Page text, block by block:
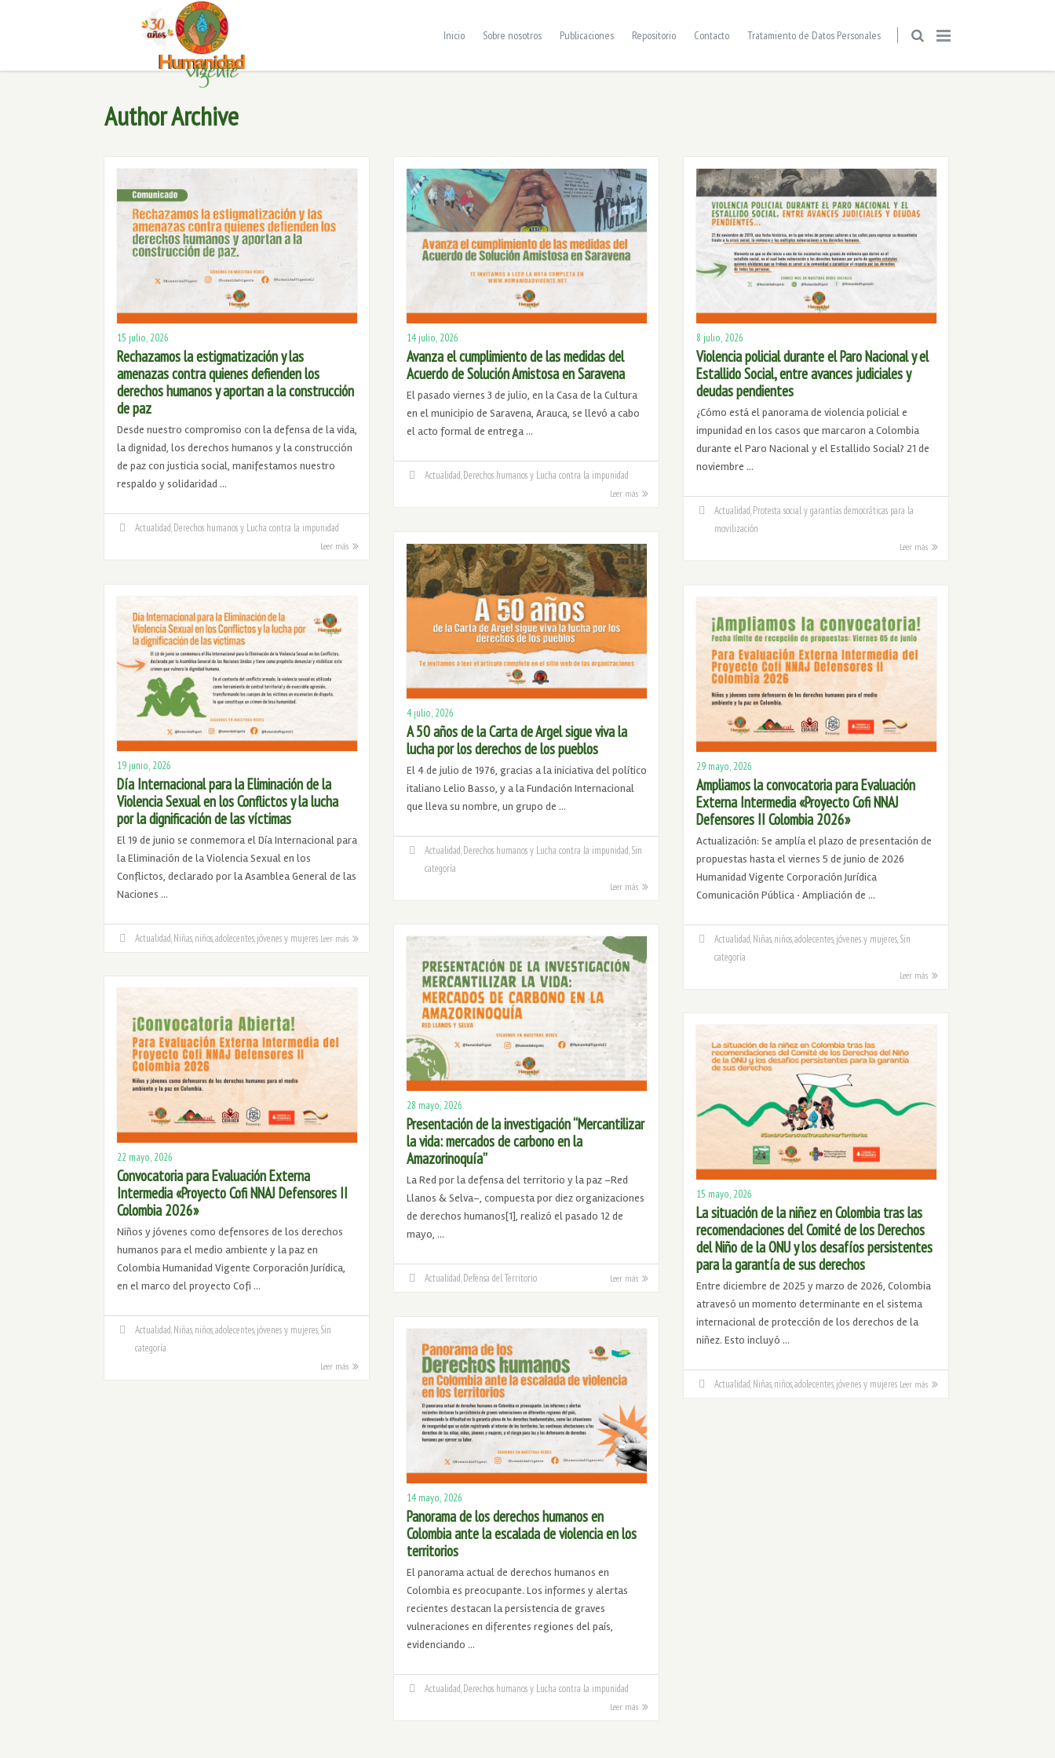
Inicio Sobre nosotros Publicaciones Repositorio Contacto Tratamiento de Datos Personales
Author Archive
15 julio, 2026
Rechazamos la estigmatización y las
amenazas contra quienes defienden los
derechos humanos y aportan a la construcción
de paz
Desde nuestro compromiso con la defensa de la vida,
la dignidad, los derechos humanos y la construcción
de paz con justicia social, manifestamos nuestro
respaldo y solidaridad …
Actualidad Derechos humanos y Lucha contra la impunidad
Leer más
14 julio, 2026
Avanza el cumplimiento de las medidas del
Acuerdo de Solución Amistosa en Saravena
El pasado viernes 3 de julio, en la Casa de la Cultura
en el municipio de Saravena, Arauca, se llevó a cabo
el acto formal de entrega …
Actualidad Derechos humanos y Lucha contra la impunidad
Leer más
8 julio, 2026
Violencia policial durante el Paro Nacional y el
Estallido Social, entre avances judiciales y
deudas pendientes
¿Cómo está el panorama de violencia policial e
impunidad en los casos que marcaron a Colombia
durante el Paro Nacional y el Estallido Social? 21 de
noviembre …
Actualidad Protesta social y garantías democráticas para la
movilización
Leer más
4 julio, 2026
A 50 años de la Carta de Argel sigue viva la
lucha por los derechos de los pueblos
El 4 de julio de 1976, gracias a la iniciativa del político
italiano Lelio Basso, y a la Fundación Internacional
que lleva su nombre, un grupo de …
Actualidad Derechos humanos y Lucha contra la impunidad Sin
categoría
Leer más
19 junio, 2026
Día Internacional para la Eliminación de la
Violencia Sexual en los Conflictos y la lucha
por la dignificación de las víctimas
El 19 de junio se conmemora el Día Internacional para
la Eliminación de la Violencia Sexual en los
Conflictos, declarado por la Asamblea General de las
Naciones …
Actualidad Niñas, niños, adolecentes, jóvenes y mujeres Leer más
29 mayo, 2026
Ampliamos la convocatoria para Evaluación
Externa Intermedia «Proyecto Cofi NNAJ
Defensores II Colombia 2026»
Actualización: Se amplía el plazo de presentación de
propuestas hasta el viernes 5 de junio de 2026
Humanidad Vigente Corporación Jurídica
Comunicación Pública · Ampliación de …
Actualidad Niñas, niños, adolecentes, jóvenes y mujeres Sin
categoría
Leer más
28 mayo, 2026
Presentación de la investigación “Mercantilizar
la vida: mercados de carbono en la
Amazorinoquía”
La Red por la defensa del territorio y la paz –Red
Llanos & Selva–, compuesta por diez organizaciones
de derechos humanos[1], realizó el pasado 12 de
mayo, …
Actualidad Defensa del Territorio Leer más
22 mayo, 2026
Convocatoria para Evaluación Externa
Intermedia «Proyecto Cofi NNAJ Defensores II
Colombia 2026»
Niños y jóvenes como defensores de los derechos
humanos para el medio ambiente y la paz en
Colombia Humanidad Vigente Corporación Jurídica,
en el marco del proyecto Cofi …
Actualidad Niñas, niños, adolecentes, jóvenes y mujeres Sin
categoría
Leer más
15 mayo, 2026
La situación de la niñez en Colombia tras las
recomendaciones del Comité de los Derechos
del Niño de la ONU y los desafíos persistentes
para la garantía de sus derechos
Entre diciembre de 2025 y marzo de 2026, Colombia
atravesó un momento determinante en el sistema
internacional de protección de los derechos de la
niñez. Esto incluyó …
Actualidad Niñas, niños, adolecentes, jóvenes y mujeres Leer más
14 mayo, 2026
Panorama de los derechos humanos en
Colombia ante la escalada de violencia en los
territorios
El panorama actual de derechos humanos en
Colombia es preocupante. Los informes y alertas
recientes destacan la persistencia de graves
vulneraciones en diferentes regiones del país,
evidenciando …
Actualidad Derechos humanos y Lucha contra la impunidad
Leer más